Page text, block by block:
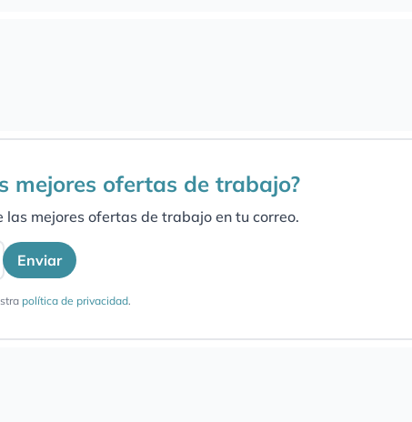
mejores ofertas de trabajo?
mejores ofertas de trabajo en tu correo.
Enviar
política de privacidad.